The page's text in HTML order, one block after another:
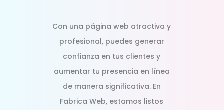
Con una página web atractiva y
profesional, puedes generar
confianza en tus clientes y
aumentar tu presencia en línea
de manera significativa. En
Fabrica Web, estamos listos